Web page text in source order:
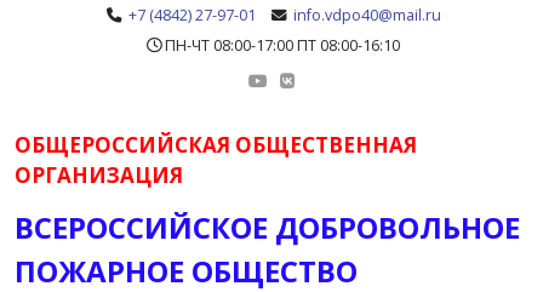
+7 (4842) 27-97-01
info.vdpo40@mail.ru
ПН-ЧТ 08:00-17:00 ПТ 08:00-16:10
ОБЩЕРОССИЙСКАЯ ОБЩЕСТВЕННАЯ
ОРГАНИЗАЦИЯ
ВСЕРОССИЙСКОЕ ДОБРОВОЛЬНОЕ
ПОЖАРНОЕ ОБЩЕСТВО